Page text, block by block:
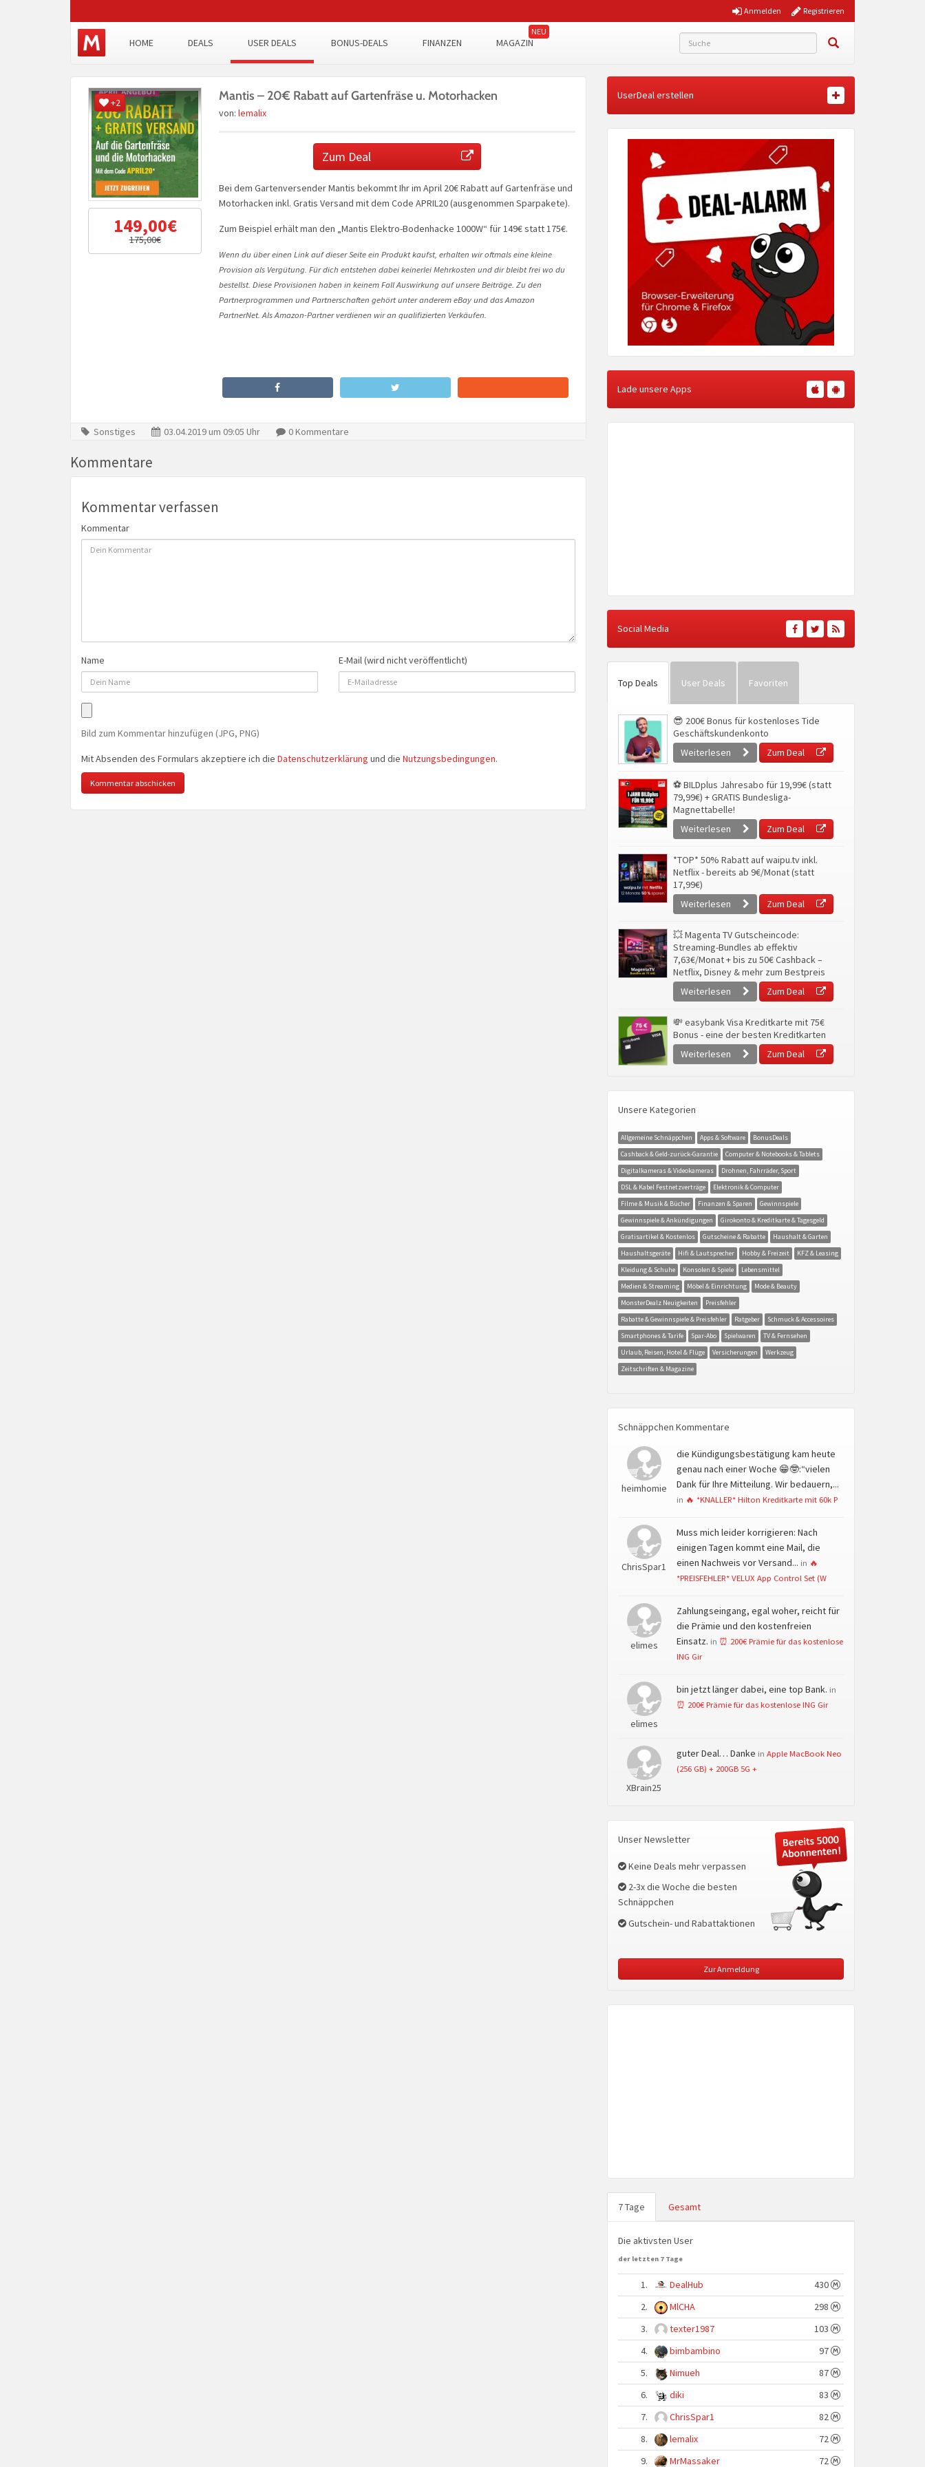
Registrieren
Anmelden
HOME DEALS USER DEALS BONUS-DEALS FINANZEN MAGAZIN
+2
149,00€
175,00€
Mantis – 20€ Rabatt auf Gartenfräse u. Motorhacken
von: lemalix
Zum Deal
Bei dem Gartenversender Mantis bekommt Ihr im April 20€ Rabatt auf Gartenfräse und
Motorhacken inkl. Gratis Versand mit dem Code APRIL20 (ausgenommen Sparpakete).
Zum Beispiel erhält man den „Mantis Elektro-Bodenhacke 1000W“ für 149€ statt 175€.
Wenn du über einen Link auf dieser Seite ein Produkt kaufst, erhalten wir oftmals eine kleine
Provision als Vergütung. Für dich entstehen dabei keinerlei Mehrkosten und dir bleibt frei wo du
bestellst. Diese Provisionen haben in keinem Fall Auswirkung auf unsere Beiträge. Zu den
Partnerprogrammen und Partnerschaften gehört unter anderem eBay und das Amazon
PartnerNet. Als Amazon-Partner verdienen wir an qualifizierten Verkäufen.
Sonstiges 03.04.2019 um 09:05 Uhr 0 Kommentare
Kommentare
Kommentar verfassen
Kommentar
Name E-Mail (wird nicht veröffentlicht)
Bild zum Kommentar hinzufügen (JPG, PNG)
Mit Absenden des Formulars akzeptiere ich die Datenschutzerklärung und die Nutzungsbedingungen.
UserDeal erstellen
Lade unsere Apps
Social Media
Top Deals User Deals Favoriten
😎 200€ Bonus für kostenloses Tide
Geschäftskundenkonto
Weiterlesen
Zum Deal
⚽ BILDplus Jahresabo für 19,99€ (statt
79,99€) + GRATIS Bundesliga-
Magnettabelle!
Weiterlesen
Zum Deal
*TOP* 50% Rabatt auf waipu.tv inkl.
Netflix - bereits ab 9€/Monat (statt
17,99€)
Weiterlesen
Zum Deal
💥 Magenta TV Gutscheincode:
Streaming-Bundles ab effektiv
7,63€/Monat + bis zu 50€ Cashback –
Netflix, Disney & mehr zum Bestpreis
Weiterlesen
Zum Deal
💸 easybank Visa Kreditkarte mit 75€
Bonus - eine der besten Kreditkarten
Weiterlesen
Zum Deal
Unsere Kategorien
Allgemeine Schnäppchen Apps & Software
BonusDeals
Cashback & Geld-zurück-Garantie
Computer & Notebooks & Tablets
Digitalkameras & Videokameras
Drohnen, Fahrräder, Sport
DSL & Kabel Festnetzverträge
Elektronik & Computer
Filme & Musik & Bücher
Finanzen & Sparen
Gewinnspiele
Gewinnspiele & Ankündigungen
Girokonto & Kreditkarte & Tagesgeld
Gratisartikel & Kostenlos
Gutscheine & Rabatte
Haushalt & Garten
Haushaltsgeräte
Hifi & Lautsprecher Hobby & Freizeit
KFZ & Leasing
Kleidung & Schuhe
Konsolen & Spiele
Lebensmittel
Medien & Streaming
Möbel & Einrichtung
Mode & Beauty
MonsterDealz Neuigkeiten
Preisfehler
Rabatte & Gewinnspiele & Preisfehler
Ratgeber
Schmuck & Accessoires
Smartphones & Tarife
Spar-Abo Spielwaren
TV & Fernsehen
Urlaub, Reisen, Hotel & Flüge
Versicherungen
Werkzeug
Zeitschriften & Magazine
Schnäppchen Kommentare
heimhomie
die Kündigungsbestätigung kam heute
genau nach einer Woche 😁🤓:“vielen
Dank für Ihre Mitteilung. Wir bedauern,...
in 🔥 *KNALLER* Hilton Kreditkarte mit 60k P
ChrisSpar1
Muss mich leider korrigieren: Nach
einigen Tagen kommt eine Mail, die
einen Nachweis vor Versand... in 🔥
*PREISFEHLER* VELUX App Control Set (W
elimes
Zahlungseingang, egal woher, reicht für
die Prämie und den kostenfreien
Einsatz. in ⏰ 200€ Prämie für das kostenlose
ING Gir
elimes
bin jetzt länger dabei, eine top Bank. in
⏰ 200€ Prämie für das kostenlose ING Gir
XBrain25
guter Deal… Danke in Apple MacBook Neo
(256 GB) + 200GB 5G +
Unser Newsletter
Keine Deals mehr verpassen
2-3x die Woche die besten
Schnäppchen
Gutschein- und Rabattaktionen
Zur Anmeldung
7 Tage Gesamt
Die aktivsten User
der letzten 7 Tage
1. DealHub
430
2.
MlCHA
298
3.
texter1987
103
4.
bimbambino
97
5.
Nimueh
87
6.
diki
83
7.
ChrisSpar1
82
8.
lemalix
72
9.
MrMassaker 72